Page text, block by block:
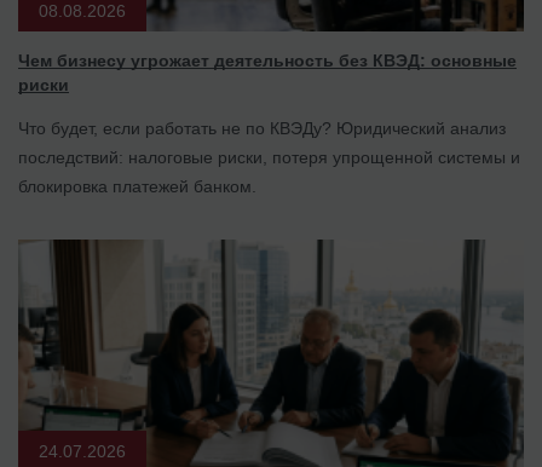
08.08.2026
Чем бизнесу угрожает деятельность без КВЭД: основные
риски
Что будет, если работать не по КВЭДу? Юридический анализ
последствий: налоговые риски, потеря упрощенной системы и
блокировка платежей банком.
24.07.2026